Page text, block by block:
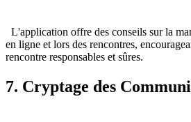
L'application offre des conseils sur la
en ligne et lors des rencontres,
rencontre responsables et sûres.
7. Cryptage des